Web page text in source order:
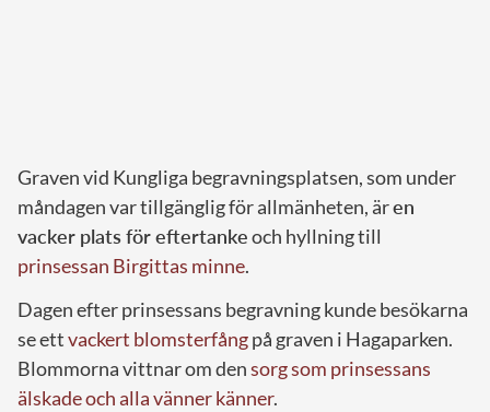
Graven vid Kungliga begravningsplatsen, som under
måndagen var tillgänglig för allmänheten, ären
vacker plats för eftertankeoch hyllning till
prinsessan Birgittas minne.
Dagen efter prinsessans begravning kunde besökarna
se ettvackert blomsterfångpå graven i Hagaparken.
Blommorna vittnar om densorg som prinsessans
älskade och alla vänner känner.